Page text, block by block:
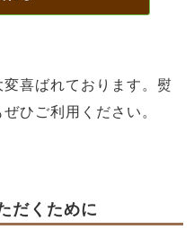
喜ばれております。熨
ひご利用ください。
だくために